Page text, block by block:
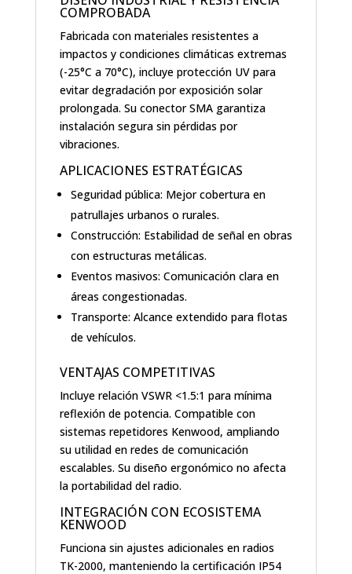
COMPROBADA
Fabricada con materiales resistentes a
impactos y condiciones climáticas extremas
(-25°C a 70°C), incluye protección UV para
evitar degradación por exposición solar
prolongada. Su conector SMA garantiza
instalación segura sin pérdidas por
vibraciones.
APLICACIONES ESTRATÉGICAS
Seguridad pública: Mejor cobertura en
patrullajes urbanos o rurales.
Construcción: Estabilidad de señal en obras
con estructuras metálicas.
Eventos masivos: Comunicación clara en
áreas congestionadas.
Transporte: Alcance extendido para flotas
de vehículos.
VENTAJAS COMPETITIVAS
Incluye relación VSWR <1.5:1 para mínima
reflexión de potencia. Compatible con
sistemas repetidores Kenwood, ampliando
su utilidad en redes de comunicación
escalables. Su diseño ergonómico no afecta
la portabilidad del radio.
INTEGRACIÓN CON ECOSISTEMA
KENWOOD
Funciona sin ajustes adicionales en radios
TK-2000, manteniendo la certificación IP54